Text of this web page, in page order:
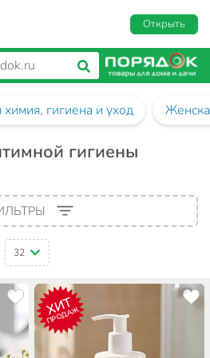
Открыть
гигиена и уход
гигиены
32
ХИТ
ПРОДАЖ